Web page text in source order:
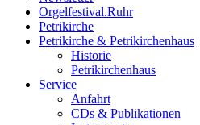
Orgelfestival.Ruhr
Petrikirche
Petrikirche & Petrikirchenhaus
Historie
Petrikirchenhaus
Service
Anfahrt
CDs & Publikationen